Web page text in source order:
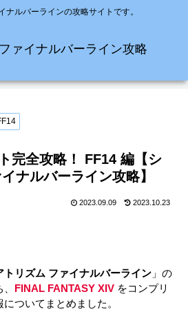
ナルバーラインの攻略サイトです。
ァイナルバーライン攻略
完全攻略！ FF14 編【シ
ナルバーライン攻略】
2023.09.09 2023.10.23
トリズム ファイナルバーライン 」の
FINAL FANTASY XIV をコンプリ
ついてまとめました。